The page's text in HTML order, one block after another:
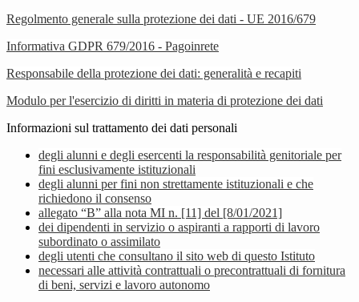
Regolmento generale sulla protezione dei dati - UE 2016/679
Informativa GDPR 679/2016 - Pagoinrete
Responsabile della protezione dei dati: generalità e recapiti
Modulo per l'esercizio di diritti in materia di protezione dei dati
Informazioni sul trattamento dei dati personali
degli alunni e degli esercenti la responsabilità genitoriale per
fini esclusivamente istituzionali
degli alunni per fini non strettamente istituzionali e che
richiedono il consenso
allegato “B” alla nota MI n. [11] del [8/01/2021]
dei dipendenti in servizio o aspiranti a rapporti di lavoro
subordinato o assimilato
degli utenti che consultano il sito web di questo Istituto
necessari alle attività contrattuali o precontrattuali di fornitura
di beni, servizi e lavoro autonomo